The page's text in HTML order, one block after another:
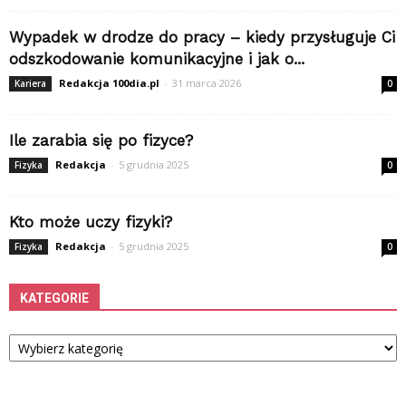
Wypadek w drodze do pracy – kiedy przysługuje Ci
odszkodowanie komunikacyjne i jak o...
Kariera Redakcja 100dia.pl - 31 marca 2026 0
Ile zarabia się po fizyce?
Fizyka Redakcja - 5 grudnia 2025 0
Kto może uczy fizyki?
Fizyka Redakcja - 5 grudnia 2025 0
KATEGORIE
Kategorie